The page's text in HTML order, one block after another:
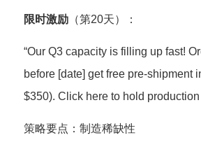
限时激励 （第20天）：
“Our Q3 capacity is filling up fast!
before [date] get free pre-shipment
$350). Click here to hold production
策略要点 ：制造稀缺性